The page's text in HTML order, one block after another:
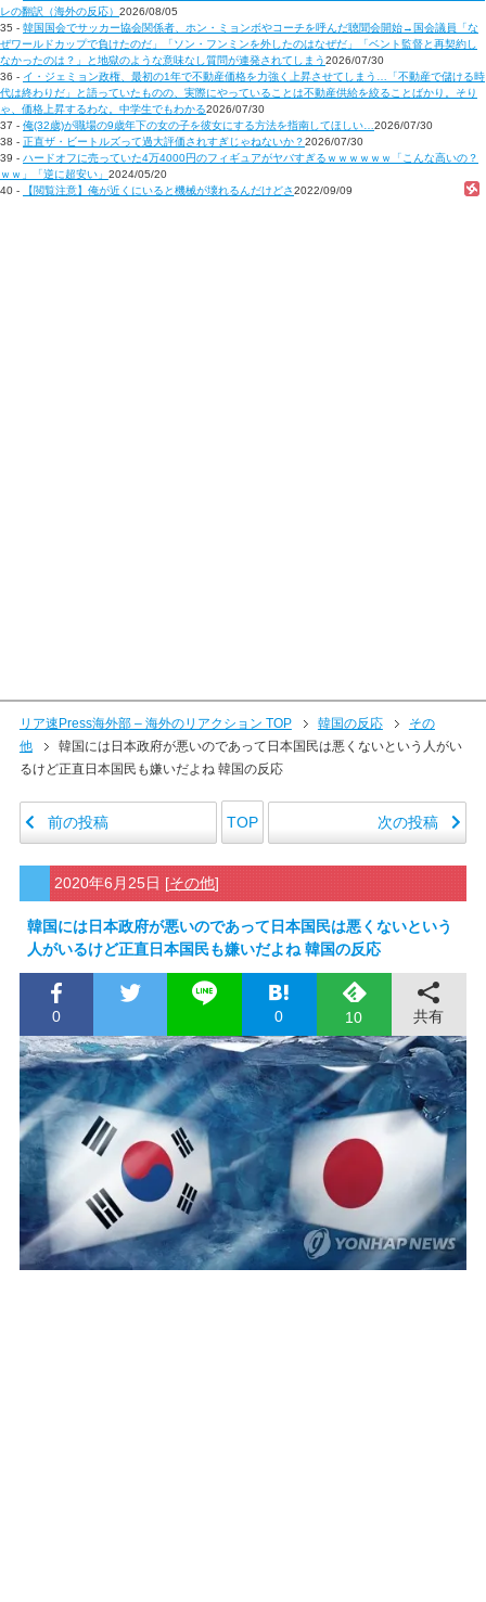
レの翻訳（海外の反応） 2026/08/05
35 - 韓国国会でサッカー協会関係者、ホン・ミョンボやコーチを呼んだ聴聞会開始→国会議員「な
ぜワールドカップで負けたのだ」「ソン・フンミンを外したのはなぜだ」「ベント監督と再契約し
なかったのは？」と地獄のような意味なし質問が連発されてしまう2026/07/30
36 - イ・ジェミョン政権、最初の1年で不動産価格を力強く上昇させてしまう…「不動産で儲ける時
代は終わりだ」と語っていたものの、実際にやっていることは不動産供給を絞ることばかり。そり
ゃ、価格上昇するわな。中学生でもわかる2026/07/30
37 - 俺(32歳)が職場の9歳年下の女の子を彼女にする方法を指南してほしい…2026/07/30
38 - 正直ザ・ビートルズって過大評価されすぎじゃねないか？2026/07/30
39 - ハードオフに売っていた4万4000円のフィギュアがヤバすぎるｗｗｗｗｗｗ「こんな高いの？
ｗｗ」「逆に超安い」 2024/05/20
40 -
【閲覧注意】俺が近くにいると機械が壊れるんだけどさ2022/09/09
リア速Press海外部 – 海外のリアクション TOP 韓国の反応
その
他
韓国には日本政府が悪いのであって日本国民は悪くないという人がい
るけど正直日本国民も嫌いだよね 韓国の反応
前の投稿 TOP 次の投稿
2020年6月25日 [その他]
韓国には日本政府が悪いのであって日本国民は悪くないという
人がいるけど正直日本国民も嫌いだよね 韓国の反応
0 0 10 共有